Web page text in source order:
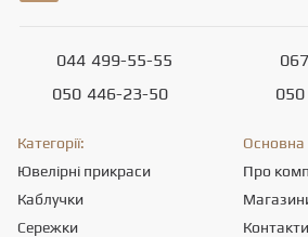
044 499-55-55
050 446-23-50
067
050
Категорії:
Ювелірні прикраси
Каблучки
Сережки
Основна
Про
Контакти